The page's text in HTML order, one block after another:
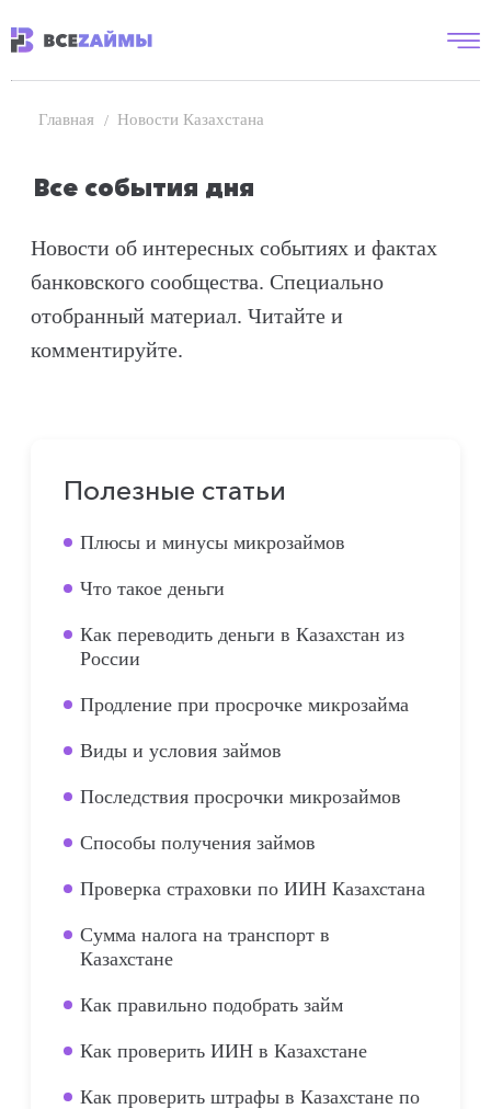
Главная Новости Казахстана
Все события дня
Новости об интересных событиях и фактах
банковского сообщества. Специально
отобранный материал. Читайте и
комментируйте.
Полезные статьи
Плюсы и минусы микрозаймов
Что такое деньги
Как переводить деньги в Казахстан из
России
Продление при просрочке микрозайма
Виды и условия займов
Последствия просрочки микрозаймов
Способы получения займов
Проверка страховки по ИИН Казахстана
Сумма налога на транспорт в
Казахстане
Как правильно подобрать займ
Как проверить ИИН в Казахстане
Как проверить штрафы в Казахстане по